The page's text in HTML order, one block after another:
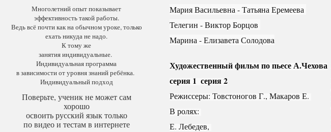
Мария Васильевна - Татьяна Еремеева
Телегин - Виктор Борцов
Марина - Елизавета Солодова
Художественный фильм по пьесе А.Чехова
серия 1  серия 2
Режиссеры: Товстоногов Г., Макаров Е.
В ролях:
Е. Лебедев,
Многолетний опыт показывает
эффективность такой работы.
Ведь всё почти как на обычном уроке, только
ехать никуда не надо.
К тому же
занятия индивидуальные.
Индивидуальная программа
в зависимости от уровня знаний ребёнка.
Индивидуальный подход
Поверьте, ученик не может сам
хорошо
освоить русский язык только
по видео и тестам в интернете